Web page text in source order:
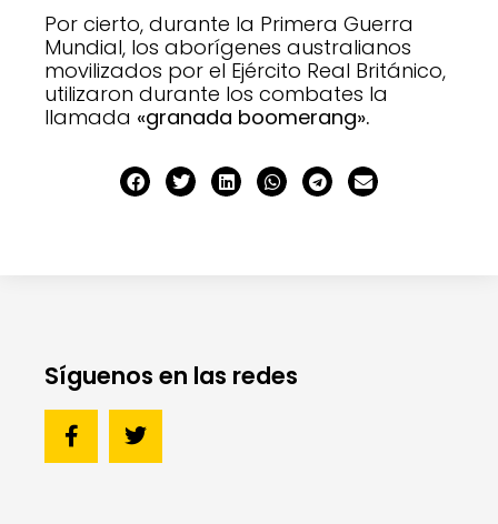
Por cierto, durante la Primera Guerra
Mundial, los aborígenes australianos
movilizados por el Ejército Real Británico,
utilizaron durante los combates la
llamada «granada boomerang».
Síguenos en las redes